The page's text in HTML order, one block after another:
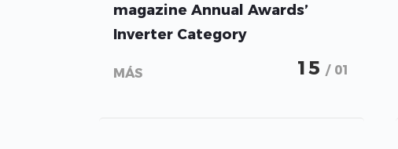
magazine Annual Awards’
Inverter Category
MÁS 15/ 01